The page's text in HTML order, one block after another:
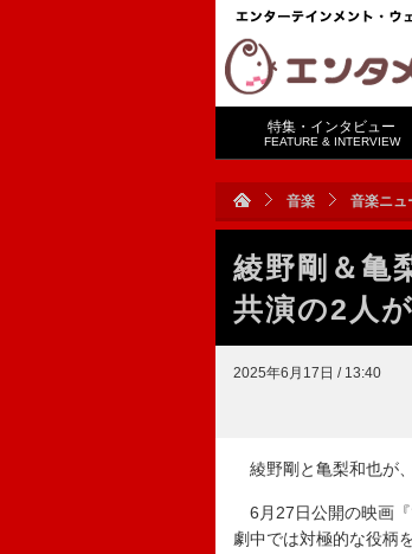
特集・インタビュー
FEATURE & INTERVIEW
音楽 音楽ニュ
綾野剛＆亀
共演の2人
2025年6月17日 / 13:40
綾野剛と亀梨和也が
6月27日公開の映画
劇中では対極的な役柄